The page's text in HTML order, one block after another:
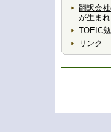
翻訳会
が生ま
TOEIC
リンク